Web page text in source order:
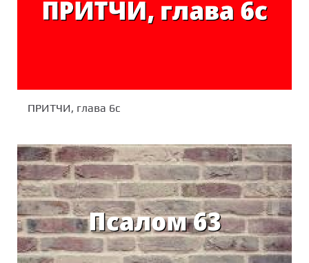
ПРИТЧИ, глава 6c